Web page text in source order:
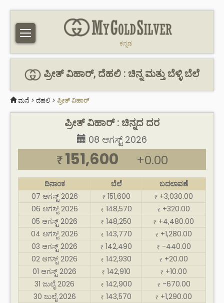
ಕನ್ನಡ
ಪ್ರೀತ್ ವಿಹಾರ್, ದೆಹಲಿ : ಚಿನ್ನ ಮತ್ತು ಬೆಳ್ಳಿ ಬೆಲೆ
ಮನೆ > ದೆಹಲಿ > ಪ್ರೀತ್ ವಿಹಾರ್
ಪ್ರೀತ್ ವಿಹಾರ್ : ಚಿನ್ನದ ದರ
08 ಆಗಸ್ಟ್ 2026
₹ 151,600 +0.00
ದಿನಾಂಕ ಬೆಲೆ
ಬದಲಾವಣೆ
07 ಆಗಸ್ಟ್ 2026
₹ 151,600 ₹ +3,030.00
06 ಆಗಸ್ಟ್ 2026
₹ 148,570 ₹ +320.00
05 ಆಗಸ್ಟ್ 2026
₹ 148,250 ₹ +4,480.00
04 ಆಗಸ್ಟ್ 2026
₹ 143,770 ₹ +1,280.00
03 ಆಗಸ್ಟ್ 2026
₹ 142,490 ₹ -440.00
02 ಆಗಸ್ಟ್ 2026
₹ 142,930 ₹ +20.00
01 ಆಗಸ್ಟ್ 2026
₹ 142,910 ₹ +10.00
31 ಜುಲೈ 2026
₹ 142,900 ₹ -670.00
30 ಜುಲೈ 2026
₹ 143,570 ₹ +1,290.00